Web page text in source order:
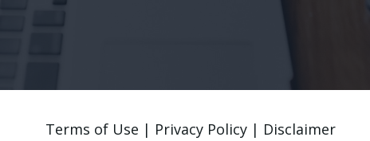
Terms of Use | Privacy Policy | Disclaimer